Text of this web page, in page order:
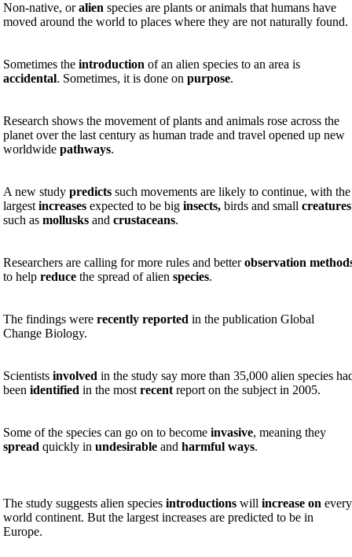
Non-native, oralien species are plants or animals that humans have
moved around the world to places where they are not naturally found.
Sometimes theintroduction of an alien species to an area is
accidental. Sometimes, it is done onpurpose.
Research shows the movement of plants and animals rose across the
planet over the last century as human trade and travel opened up new
worldwidepathways.
A new studypredicts such movements are likely to continue, with the
largestincreases expected to be biginsects, birds and smallcreatures
such asmollusks andcrustaceans.
Researchers are calling for more rules and betterobservation
to helpreduce the spread of alienspecies.
The findings wererecently reported in the publication Global
Change Biology.
Scientistsinvolved in the study say more than 35,000 alien species
beenidentified in the mostrecent report on the subject in 2005.
Some of the species can go on to becomeinvasive, meaning they
spread quickly inundesirable andharmful ways.
The study suggests alien species introductions willincrease on every
world continent. But the largest increases are predicted to be in
Europe.